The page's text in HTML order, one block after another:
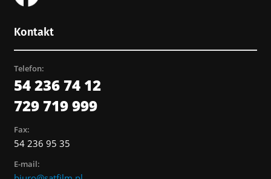
Kontakt
Telefon:
54 236 74 12
729 719 999
Fax:
54 236 95 35
E-mail: